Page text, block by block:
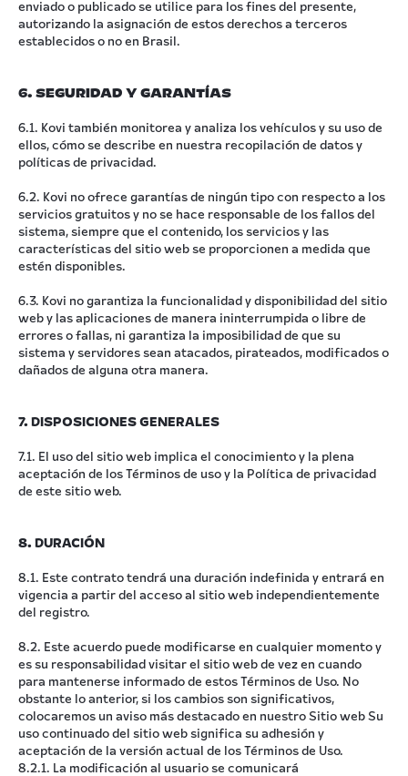
enviado o publicado se utilice para los fines del presente,
autorizando la asignación de estos derechos a terceros
establecidos o no en Brasil.
6. SEGURIDAD Y GARANTÍAS
6.1. Kovi también monitorea y analiza los vehículos y su uso de
ellos, cómo se describe en nuestra recopilación de datos y
políticas de privacidad.
6.2. Kovi no ofrece garantías de ningún tipo con respecto a los
servicios gratuitos y no se hace responsable de los fallos del
sistema, siempre que el contenido, los servicios y las
características del sitio web se proporcionen a medida que
estén disponibles.
6.3. Kovi no garantiza la funcionalidad y disponibilidad del sitio
web y las aplicaciones de manera ininterrumpida o libre de
errores o fallas, ni garantiza la imposibilidad de que su
sistema y servidores sean atacados, pirateados, modificados o
dañados de alguna otra manera.
7. DISPOSICIONES GENERALES
7.1. El uso del sitio web implica el conocimiento y la plena
aceptación de los Términos de uso y la Política de privacidad
de este sitio web.
8. DURACIÓN
8.1. Este contrato tendrá una duración indefinida y entrará en
vigencia a partir del acceso al sitio web independientemente
del registro.
8.2. Este acuerdo puede modificarse en cualquier momento y
es su responsabilidad visitar el sitio web de vez en cuando
para mantenerse informado de estos Términos de Uso. No
obstante lo anterior, si los cambios son significativos,
colocaremos un aviso más destacado en nuestro Sitio web Su
uso continuado del sitio web significa su adhesión y
aceptación de la versión actual de los Términos de Uso.
8.2.1. La modificación al usuario se comunicará